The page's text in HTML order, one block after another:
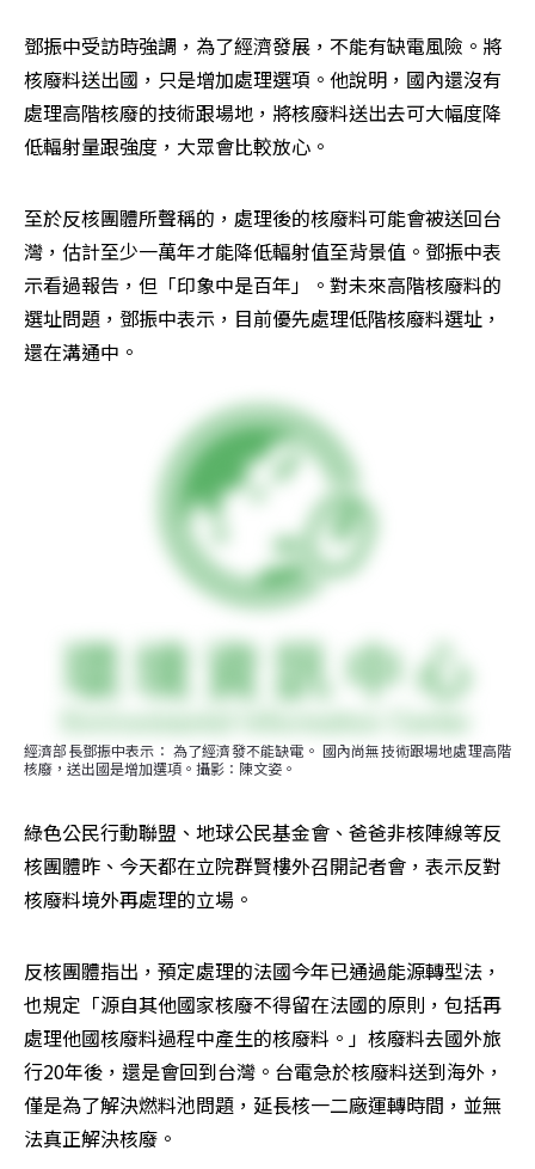
鄧振中受訪時強調，為了經濟發展，不能有缺電風險。將
核廢料送出國，只是增加處理選項。他說明，國內還沒有
處理高階核廢的技術跟場地，將核廢料送出去可大幅度降
低輻射量跟強度，大眾會比較放心。
至於反核團體所聲稱的，處理後的核廢料可能會被送回台
灣，估計至少一萬年才能降低輻射值至背景值。鄧振中表
示看過報告，但「印象中是百年」。對未來高階核廢料的
選址問題，鄧振中表示，目前優先處理低階核廢料選址，
還在溝通中。
經濟部長鄧振中表示： 為了經濟發不能缺電。 國內尚無技術跟場地處理高階
核廢，送出國是增加選項。攝影：陳文姿。
綠色公民行動聯盟、地球公民基金會、爸爸非核陣線等反
核團體昨、今天都在立院群賢樓外召開記者會，表示反對
核廢料境外再處理的立場。
反核團體指出，預定處理的法國今年已通過能源轉型法，
也規定「源自其他國家核廢不得留在法國的原則，包括再
處理他國核廢料過程中產生的核廢料。」核廢料去國外旅
行20年後，還是會回到台灣。台電急於核廢料送到海外，
僅是為了解決燃料池問題，延長核一二廠運轉時間，並無
法真正解決核廢。